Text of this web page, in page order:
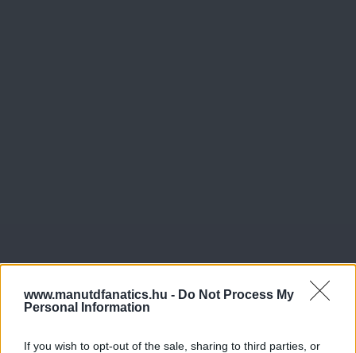
www.manutdfanatics.hu - Do Not Process My
Personal Information
If you wish to opt-out of the sale, sharing to third parties, or